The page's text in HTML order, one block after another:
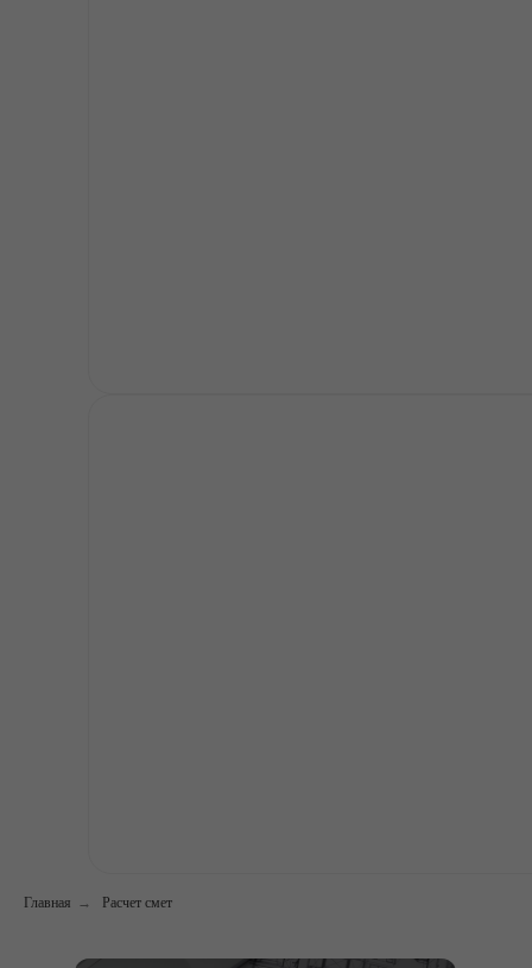
Главная → Расчет смет